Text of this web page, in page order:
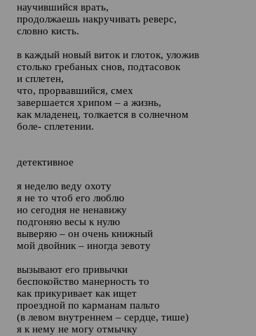
научившийся врать,
продолжаешь накручивать реверс,
словно кисть.
в каждый новый виток и глоток, уложив
столько гребаных снов, подтасовок
и сплетен,
что, прорвавшийся, смех
завершается хрипом – а жизнь,
как младенец, толкается в солнечном
боле- сплетении.
детективное
я неделю веду охоту
я не то чтоб его люблю
но сегодня не ненавижу
подгоняю весы к нулю
выверяю – он очень книжный
мой двойник – иногда зевоту
вызывают его привычки
беспокойство манерность то
как прикуривает как ищет
проездной по карманам пальто
(в левом внутреннем – сердце, тише)
я к нему не могу отмычку